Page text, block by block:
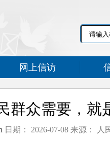
网上信访
群众需要，就
日期： 2026-07-08 来源： 人